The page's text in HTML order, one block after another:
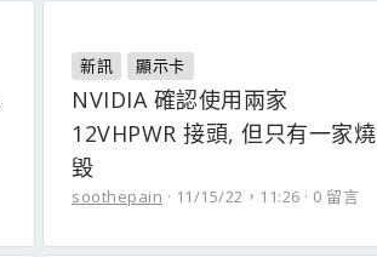
新訊 顯示卡
NVIDIA 確認使用兩家
12VHPWR 接頭, 但只有一家燒
毀
soothepain 11/15/22，11:26 0 留言